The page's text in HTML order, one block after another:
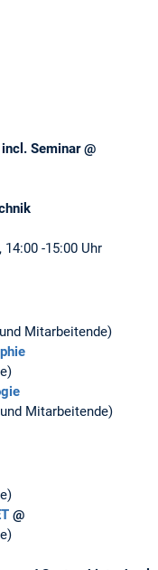
Seminar @
14:00 -15:00 Uhr
Mitarbeitende)
Mitarbeitende)
@